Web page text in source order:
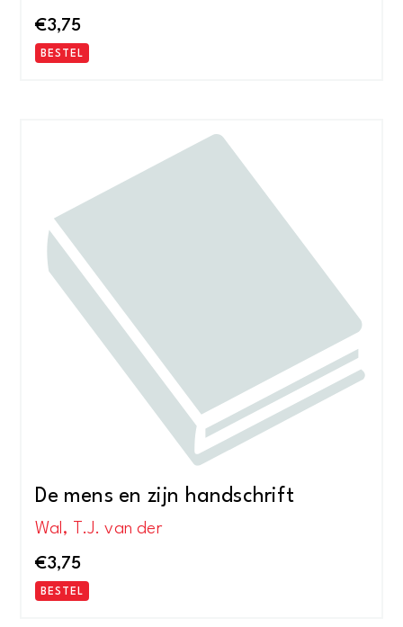
€3,75
BESTEL
De mens en zijn handschrift
Wal, T.J. van der
€3,75
BESTEL